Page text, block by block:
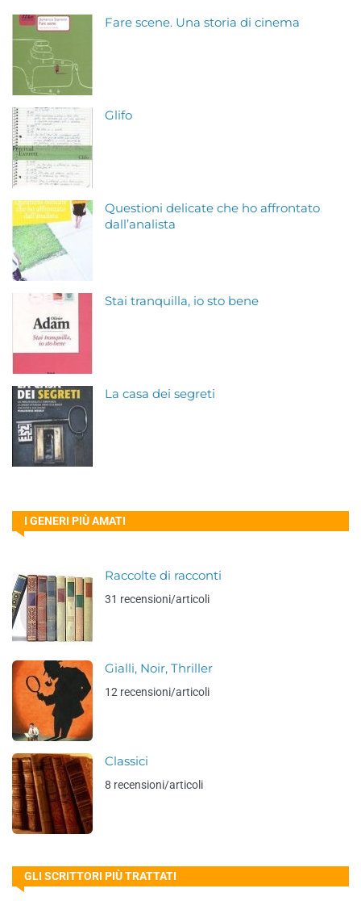
Fare scene. Una storia di cinema
Glifo
Questioni delicate che ho affrontato
dall’analista
Stai tranquilla, io sto bene
La casa dei segreti
I GENERI PIÙ AMATI
Raccolte di racconti
31 recensioni/articoli
Gialli, Noir, Thriller
12 recensioni/articoli
Classici
8 recensioni/articoli
GLI SCRITTORI PIÙ TRATTATI